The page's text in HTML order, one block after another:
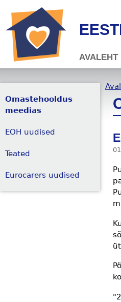
AVALEHT
Omastehooldus
meedias
EOH uudised
Teated
Eurocarers uudised